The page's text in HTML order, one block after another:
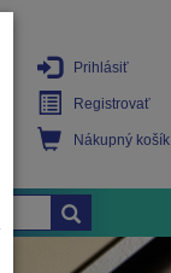
Prihlásiť
Registrovať
Nákupný košík